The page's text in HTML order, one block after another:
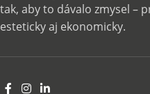
tak, aby to dávalo zmysel –
esteticky aj ekonomicky.